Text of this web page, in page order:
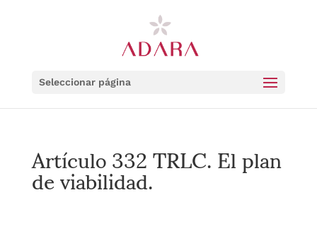
Seleccionar página
Artículo 332 TRLC. El plan
de viabilidad.